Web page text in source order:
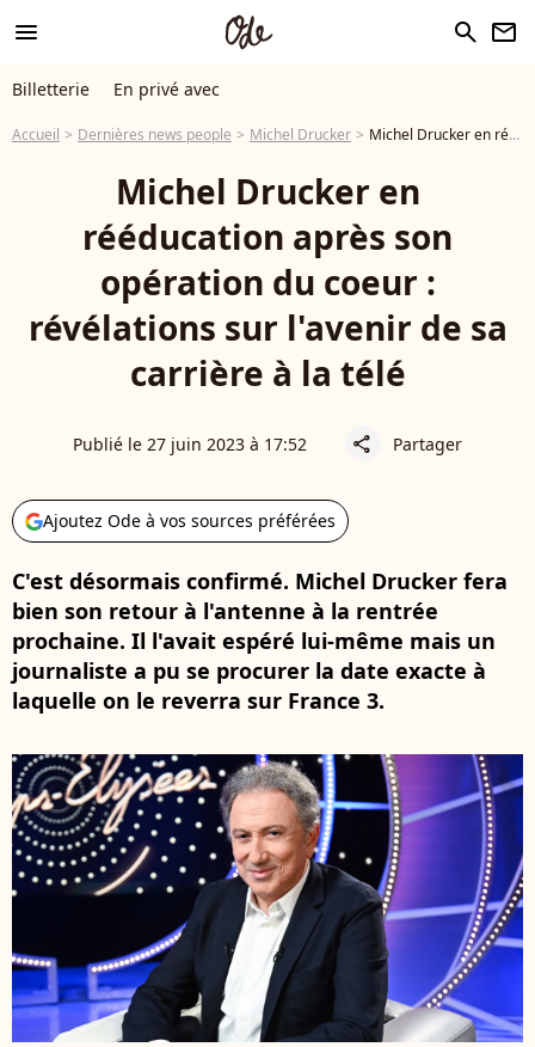
menu search newsletter
Billetterie En privé avec
Accueil Dernières news people Michel Drucker Michel Drucker en rééducation après son opération du coeur : révélations sur l'avenir de sa carrière à la télé
Michel Drucker en
rééducation après son
opération du coeur :
révélations sur l'avenir de sa
carrière à la télé
Publié le 27 juin 2023 à 17:52 share Partager
Ajoutez Ode à vos sources préférées
C'est désormais confirmé. Michel Drucker fera
bien son retour à l'antenne à la rentrée
prochaine. Il l'avait espéré lui-même mais un
journaliste a pu se procurer la date exacte à
laquelle on le reverra sur France 3.